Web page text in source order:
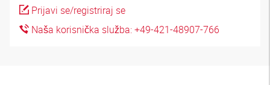
Prijavi se/registriraj se
Naša korisnička služba: +49-421-48907-766